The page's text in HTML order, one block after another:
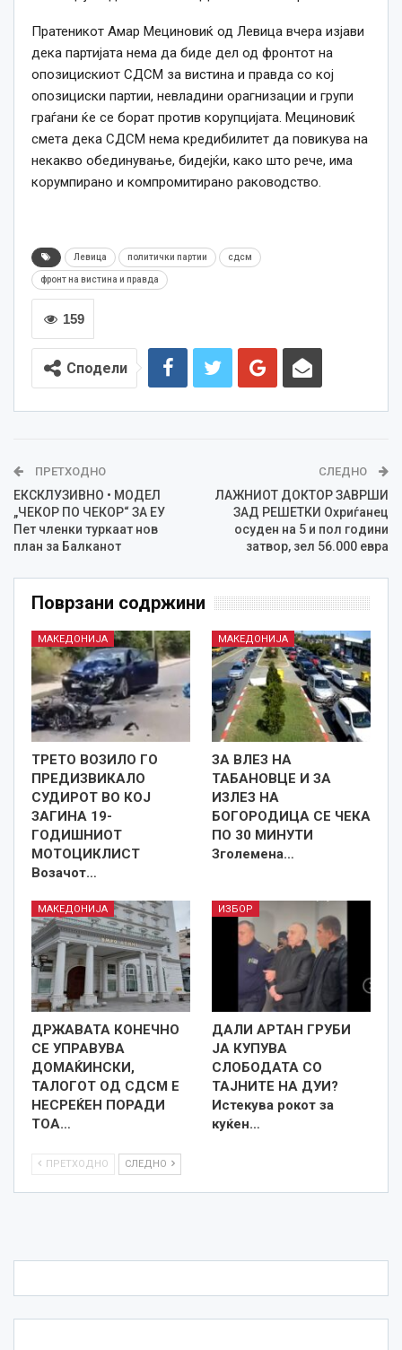
Пратеникот Амар Мециновиќ од Левица вчера изјави
дека партијата нема да биде дел од фронтот на
опозицискиот СДСМ за вистина и правда со кој
опозициски партии, невладини орагнизации и групи
граѓани ќе се борат против корупцијата. Мециновиќ
смета дека СДСМ нема кредибилитет да повикува на
некакво обединување, бидејќи, како што рече, има
корумпирано и компромитирано раководство.
Левица политички партии сдсм
фронт на вистина и правда
159
Сподели
ПРЕТХОДНО
ЕКСКЛУЗИВНО • МОДЕЛ
„ЧЕКОР ПО ЧЕКОР“ ЗА ЕУ
Пет членки туркаат нов
план за Балканот
СЛЕДНО
ЛАЖНИОТ ДОКТОР ЗАВРШИ
ЗАД РЕШЕТКИ Охриѓанец
осуден на 5 и пол години
затвор, зел 56.000 евра
Поврзани содржини
МАКЕДОНИЈА
ТРЕТО ВОЗИЛО ГО
ПРЕДИЗВИКАЛО
СУДИРОТ ВО КОЈ
ЗАГИНА 19-
ГОДИШНИОТ
МОТОЦИКЛИСТ
Возачот…
МАКЕДОНИЈА
ЗА ВЛЕЗ НА
ТАБАНОВЦЕ И ЗА
ИЗЛЕЗ НА
БОГОРОДИЦА СЕ ЧЕКА
ПО 30 МИНУТИ
Зголемена…
МАКЕДОНИЈА
ДРЖАВАТА КОНЕЧНО
СЕ УПРАВУВА
ДОМАЌИНСКИ,
ТАЛОГОТ ОД СДСМ Е
НЕСРЕЌЕН ПОРАДИ
ТОА…
ИЗБОР
ДАЛИ АРТАН ГРУБИ
ЈА КУПУВА
СЛОБОДАТА СО
ТАЈНИТЕ НА ДУИ?
Истекува рокот за
куќен…
ПРЕТХОДНО СЛЕДНО